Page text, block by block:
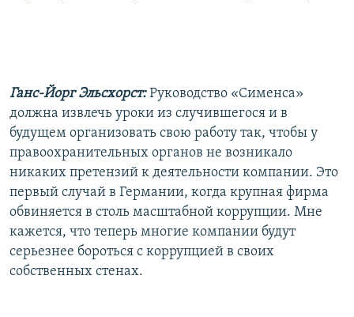
Ганс-Йорг Эльсхорст:Руководство «Сименса»
должна извлечь уроки из случившегося и в
будущем организовать свою работу так, чтобы у
правоохранительных органов не возникало
никаких претензий к деятельности компании. Это
первый случай в Германии, когда крупная фирма
обвиняется в столь масштабной коррупции. Мне
кажется, что теперь многие компании будут
серьезнее бороться с коррупцией в своих
собственных стенах.